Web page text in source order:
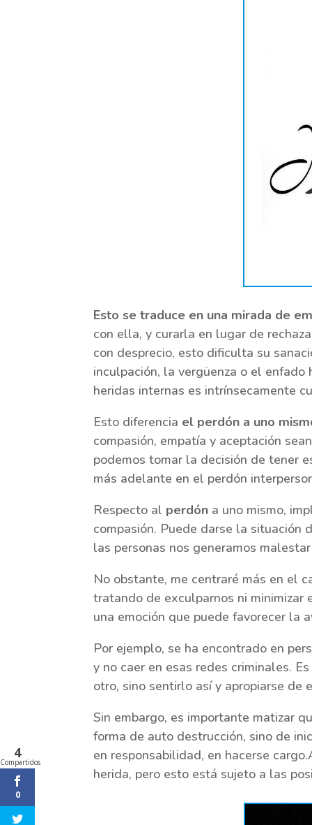
Esto se traduce en una mirada de
con ella, y curarla en lugar de
con desprecio, esto dificulta su
inculpación, la vergüenza o el
heridas internas es intrínsecamente
Esto diferencia el perdón a uno
compasión, empatía y aceptación
podemos tomar la decisión de tener
más adelante en el perdón
Respecto al perdón a uno mismo,
compasión. Puede darse la situación
las personas nos generamos
No obstante, me centraré más en el
tratando de exculparnos ni minimizar
una emoción que puede favorecer la
Por ejemplo, se ha encontrado en
y no caer en esas redes criminales.
otro, sino sentirlo así y apropiarse de
Sin embargo, es importante matizar
forma de auto destrucción, sino de
en responsabilidad, en hacerse
herida, pero esto está sujeto a las
4
Compartidos
0